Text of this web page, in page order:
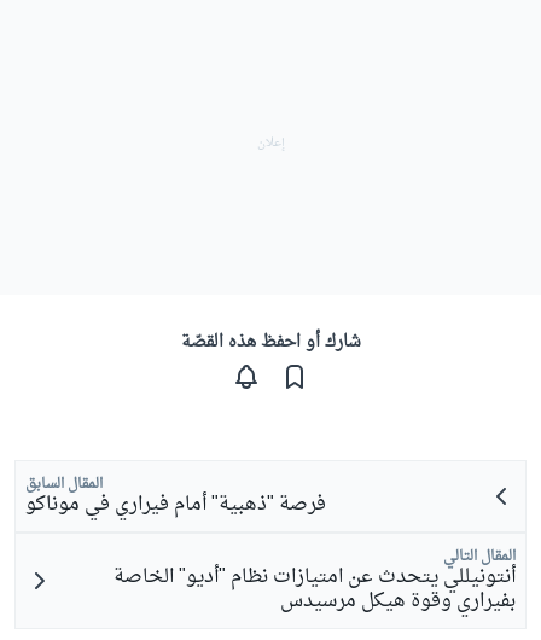
شارك أو احفظ هذه القصّة
المقال السابق
فرصة "ذهبية" أمام فيراري في موناكو
المقال التالي
أنتونيللي يتحدث عن امتيازات نظام "أديو" الخاصة
بفيراري وقوة هيكل مرسيدس